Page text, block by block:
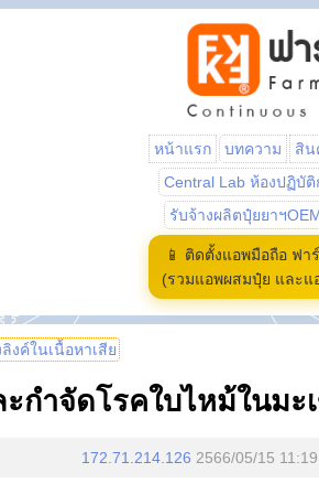
หน้าแรก บทความ สิน
Central Lab ห้องปฏิบัติ
รับจ้างผลิตปุ๋ยยาฯ
📱 ติดตั้งแอพมือถือ ฟา
(รวมแอพผสมปุ๋ย และแ
งค์ในเนื้อหาเสีย
กำจัดโรคใบไหม้ในมะ
172.71.214.126 2566/05/15